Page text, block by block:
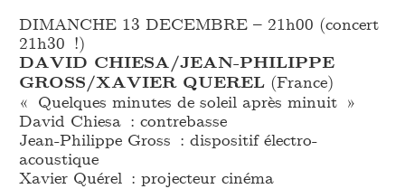
DIMANCHE 13 DECEMBRE – 21h00 (concert
21h30 !)
DAVID CHIESA/JEAN-PHILIPPE
GROSS/XAVIER QUEREL (France)
« Quelques minutes de soleil après minuit »
David Chiesa : contrebasse
Jean-Philippe Gross : dispositif électro-
acoustique
Xavier Quérel : projecteur cinéma